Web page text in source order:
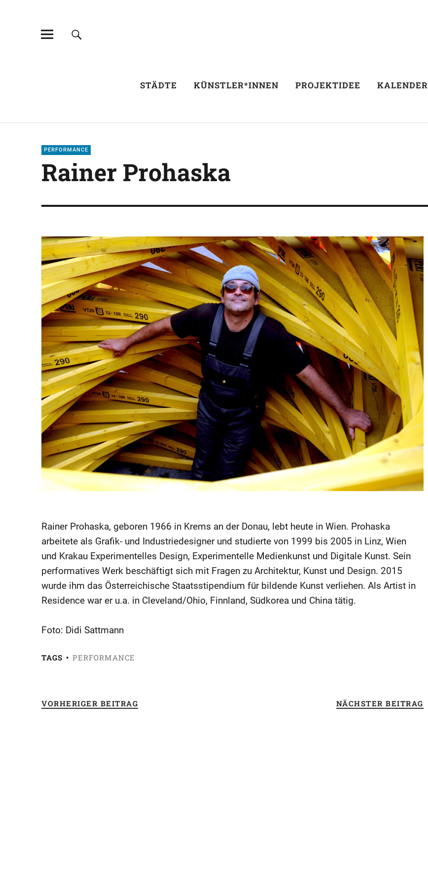
STÄDTE KÜNSTLER*INNEN PROJEKTIDEE KALENDER
PERFORMANCE
Rainer Prohaska
Rainer Prohaska, geboren 1966 in Krems an der Donau, lebt heute in Wien. Prohaska
arbeitete als Grafik- und Industriedesigner und studierte von 1999 bis 2005 in Linz, Wien
und Krakau Experimentelles Design, Experimentelle Medienkunst und Digitale Kunst. Sein
performatives Werk beschäftigt sich mit Fragen zu Architektur, Kunst und Design. 2015
wurde ihm das Österreichische Staatsstipendium für bildende Kunst verliehen. Als Artist in
Residence war er u.a. in Cleveland/Ohio, Finnland, Südkorea und China tätig.
Foto: Didi Sattmann
TAGS PERFORMANCE
VORHERIGER BEITRAG NÄCHSTER BEITRAG